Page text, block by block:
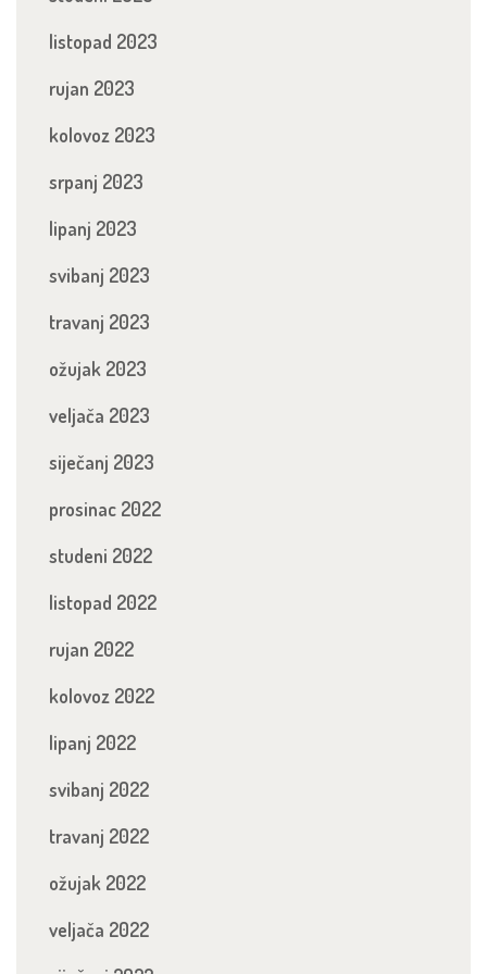
listopad 2023
rujan 2023
kolovoz 2023
srpanj 2023
lipanj 2023
svibanj 2023
travanj 2023
ožujak 2023
veljača 2023
siječanj 2023
prosinac 2022
studeni 2022
listopad 2022
rujan 2022
kolovoz 2022
lipanj 2022
svibanj 2022
travanj 2022
ožujak 2022
veljača 2022